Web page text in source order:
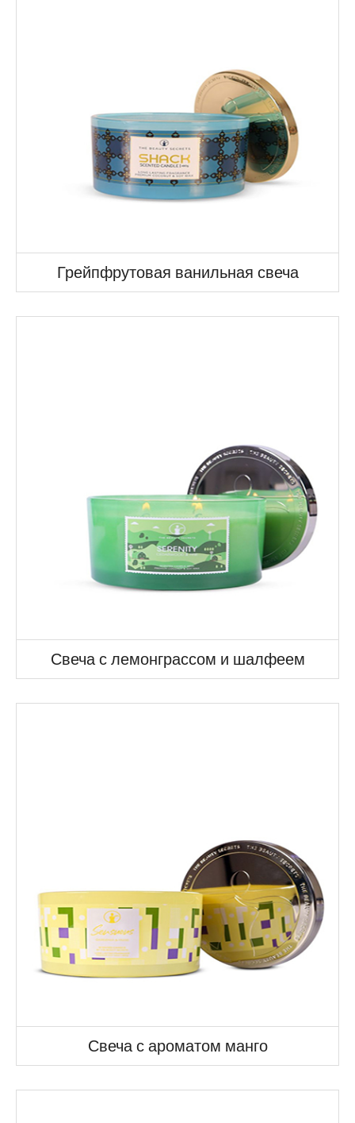
Грейпфрутовая ванильная свеча
Свеча с лемонграссом и шалфеем
Свеча с ароматом манго